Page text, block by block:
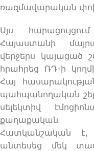
ռազմավարական
Այս
Հայաստանի
վերջերս կայացած
հրահրեց ՌԴ-ի
Հայ
պահպանողական
սելեկտիվ
քաղաքական
Հատկանշական է,
անտեսեց մեկ